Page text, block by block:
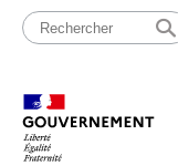
Passer
contenu